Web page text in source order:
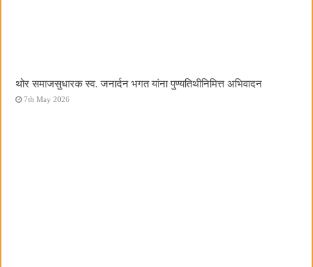
थोर समाजसुधारक स्व. जनार्दन भगत यांना पुण्यतिथीनिमित्त अभिवादन
7th May 2026